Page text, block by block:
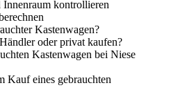
Innenraum kontrollieren
Kastenwagen?
oder privat kaufen?
Kastenwagen bei Niese
Kauf eines gebrauchten